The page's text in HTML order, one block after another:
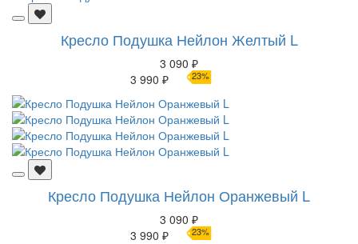
Кресло Подушка Нейлон Желтый L
3 090 ₽
3 990 ₽
23%
Кресло Подушка Нейлон Оранжевый L
3 090 ₽
3 990 ₽
23%